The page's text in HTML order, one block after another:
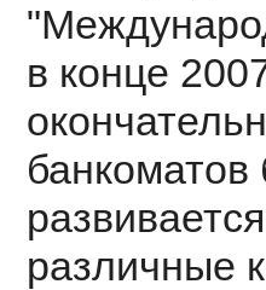
в конце
различные